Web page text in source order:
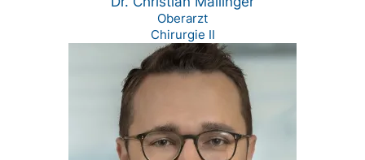
Oberarzt
Chirurgie II